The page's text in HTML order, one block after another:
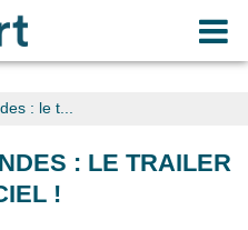
: le t...
: LE TRAILER
!